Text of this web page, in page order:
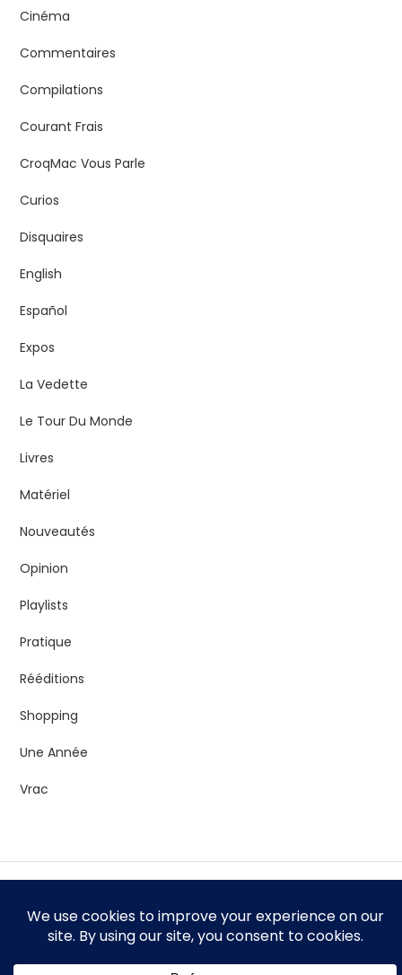
Cinéma
Commentaires
Compilations
Courant Frais
CroqMac Vous Parle
Curios
Disquaires
English
Español
Expos
La Vedette
Le Tour Du Monde
Livres
Matériel
Nouveautés
Opinion
Playlists
Pratique
Rééditions
Shopping
Une Année
Vrac